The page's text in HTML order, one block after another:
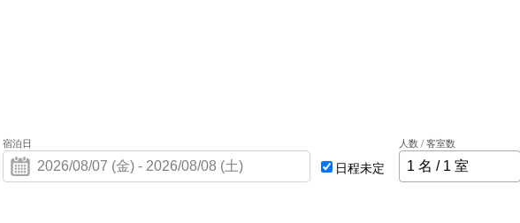
宿泊日
日程未定
人数 / 客室数